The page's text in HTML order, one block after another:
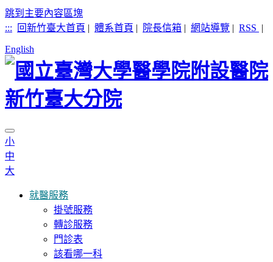
跳到主要內容區塊
:::
回新竹臺大首頁 | 體系首頁 | 院長信箱 | 網站導覽 | RSS |
English
小
中
大
就醫服務
掛號服務
轉診服務
門診表
該看哪一科